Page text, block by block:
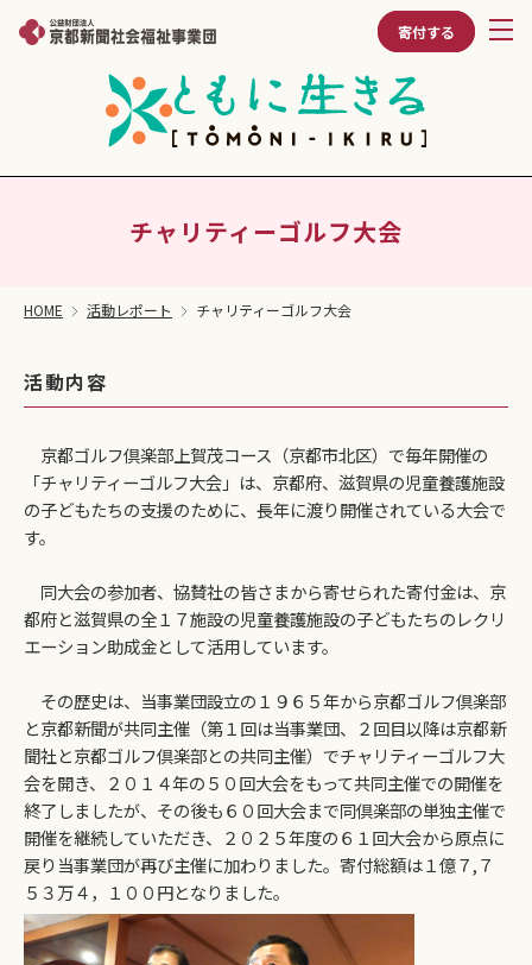
寄付する
チャリティーゴルフ大会
HOME 活動レポート チャリティーゴルフ大会
活動内容
京都ゴルフ倶楽部上賀茂コース（京都市北区）で毎年開催の
「チャリティーゴルフ大会」は、京都府、滋賀県の児童養護施設
の子どもたちの支援のために、長年に渡り開催されている大会で
す。
同大会の参加者、協賛社の皆さまから寄せられた寄付金は、京
都府と滋賀県の全１７施設の児童養護施設の子どもたちのレクリ
エーション助成金として活用しています。
その歴史は、当事業団設立の１９６５年から京都ゴルフ倶楽部
と京都新聞が共同主催（第１回は当事業団、２回目以降は京都新
聞社と京都ゴルフ倶楽部との共同主催）でチャリティーゴルフ大
会を開き、２０１４年の５０回大会をもって共同主催での開催を
終了しましたが、その後も６０回大会まで同倶楽部の単独主催で
開催を継続していただき、２０２５年度の６１回大会から原点に
戻り当事業団が再び主催に加わりました。寄付総額は１億７,７
５３万４，１００円となりました。